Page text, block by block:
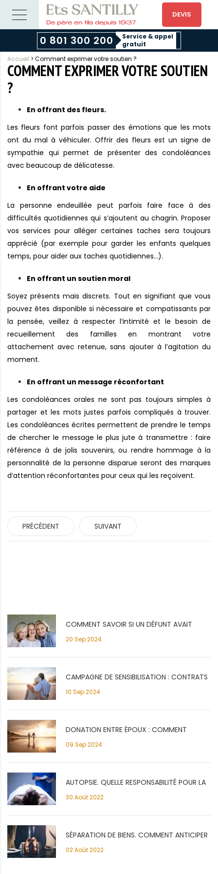
DEVIS
0 801 300 200
Service & appel
gratuit
Accueil > Comment exprimer votre soutien ?
COMMENT SAVOIR SI UN DÉFUNT AVAIT
SOUSCRIT À CONTRAT OBSÈQUES?
20 Sep 2024
CAMPAGNE DE SENSIBILISATION : CONTRATS
OBSÈQUES
10 Sep 2024
DONATION ENTRE ÉPOUX : COMMENT
S’ORGANISER POUR PROTÉGER SON
09 Sep 2024
AUTOPSIE. QUELLE RESPONSABILITÉ POUR LA
FAMILLE ?
30 Août 2022
SÉPARATION DE BIENS. COMMENT ANTICIPER
LE DÉCÈS?
02 Août 2022
COMMENT EXPRIMER VOTRE SOUTIEN
?
En offrant des fleurs.
Les fleurs font parfois passer des émotions que les mots
ont du mal à véhiculer. Offrir des fleurs est un signe de
sympathie qui permet de présenter des condoléances
avec beaucoup de délicatesse.
En offrant votre aide
La personne endeuillée peut parfois faire face à des
difficultés quotidiennes qui s’ajoutent au chagrin. Proposer
vos services pour alléger certaines taches sera toujours
apprécié (par exemple pour garder les enfants quelques
temps, pour aider aux taches quotidiennes…).
En offrant un soutien moral
Soyez présents mais discrets. Tout en signifiant que vous
pouvez êtes disponible si nécessaire et compatissants par
la pensée, veillez à respecter l’intimité et le besoin de
recueillement des familles en montrant votre
attachement avec retenue, sans ajouter à l’agitation du
moment.
En offrant un message réconfortant
Les condoléances orales ne sont pas toujours simples à
partager et les mots justes parfois compliqués à trouver.
Les condoléances écrites permettent de prendre le temps
de chercher le message le plus jute à transmettre : faire
référence à de jolis souvenirs, ou rendre hommage à la
personnalité de la personne disparue seront des marques
d’attention réconfortantes pour ceux qui les reçoivent.
PRÉCÉDENT SUIVANT